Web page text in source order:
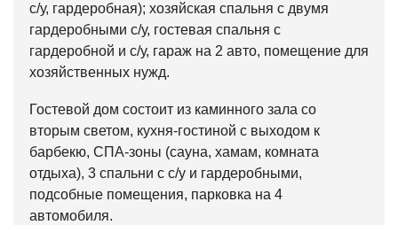
с/у, гардеробная); хозяйская спальня с двумя
гардеробными с/у, гостевая спальня с
гардеробной и с/у, гараж на 2 авто, помещение для
хозяйственных нужд.
Гостевой дом состоит из каминного зала со
вторым светом, кухня-гостиной с выходом к
барбекю, СПА-зоны (сауна, хамам, комната
отдыха), 3 спальни с с/у и гардеробными,
подсобные помещения, парковка на 4
автомобиля.